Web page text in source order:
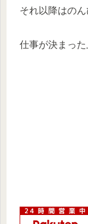
それ以降はのん
仕事が決まっ